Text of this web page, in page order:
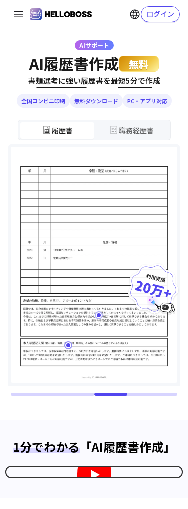
ログイン
AIサポート
AI履歴書作成 無料
書類選考に強い履歴書を最短5分で作成
全国コンビニ印刷 無料ダウンロード PC・アプリ対応
履歴書 職務経歴書
1分でわかる 「AI履歴書作成」